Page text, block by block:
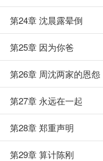
第24章 沈晨露晕倒
第25章 因为你爸
第26章 周沈两家的恩怨
第27章 永远在一起
第28章 郑重声明
第29章 算计陈刚